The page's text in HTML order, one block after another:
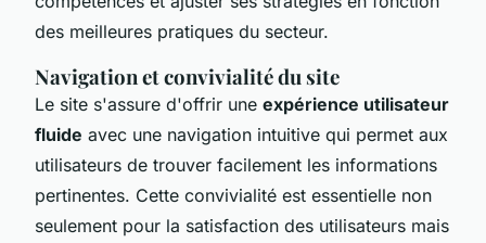
des meilleures pratiques du secteur.
Navigation et convivialité du site
Le site s'assure d'offrir une expérience utilisateur
fluide avec une navigation intuitive qui permet aux
utilisateurs de trouver facilement les informations
pertinentes. Cette convivialité est essentielle non
seulement pour la satisfaction des utilisateurs mais